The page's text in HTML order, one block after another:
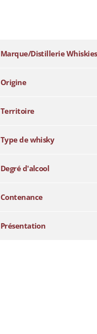
Marque/Distillerie Whiskies
Origine
Territoire
Type de whisky
Degré d'alcool
Contenance
Présentation